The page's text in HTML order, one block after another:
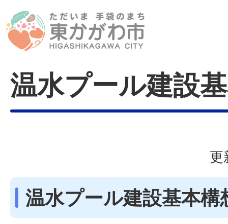
温水プール建設
更
温水プール建設基本構